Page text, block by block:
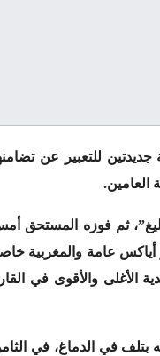
للتعبير عن
العامين.
ليغ”، ثم فوزه المستحق
أياكس عامة والمغربية
الأغلى والأقوى في
بتلف في الدماغ، في